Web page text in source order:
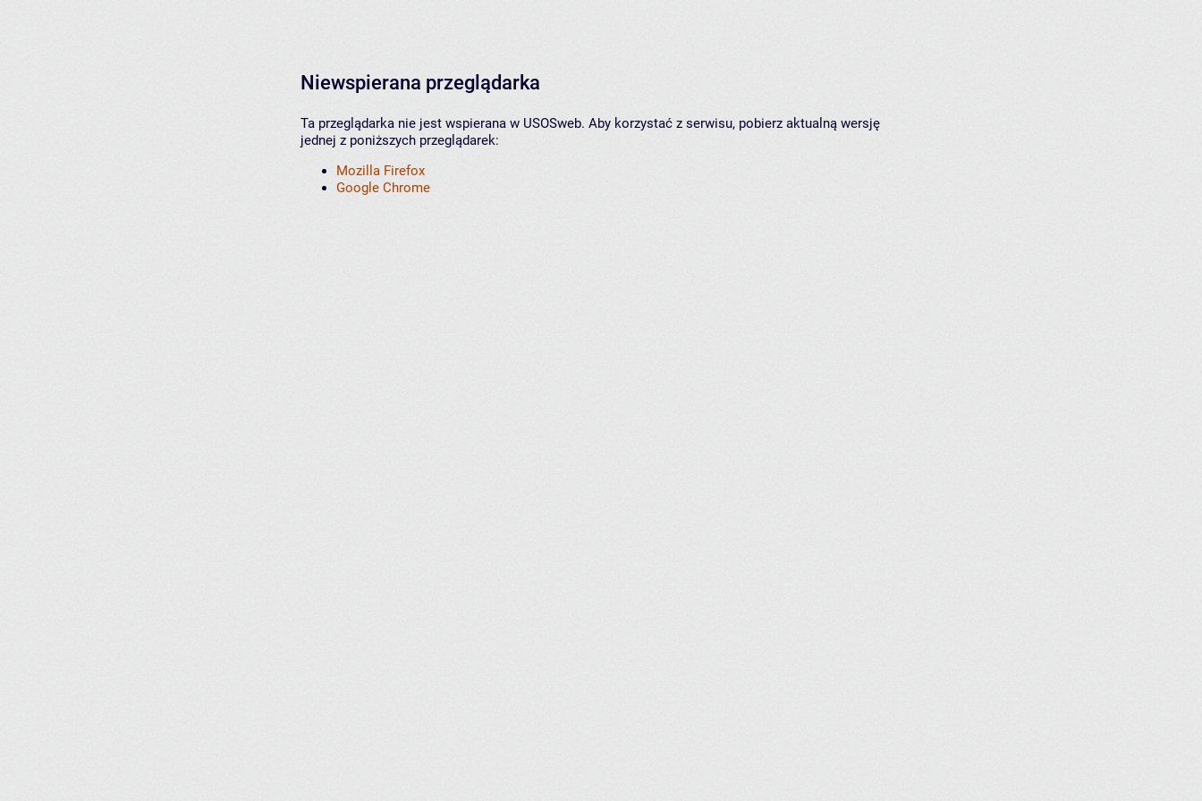
Niewspierana przeglądarka
Ta przeglądarka nie jest wspierana w USOSweb. Aby korzystać z serwisu, pobierz aktualną wersję
jednej z poniższych przeglądarek:
Mozilla Firefox
Google Chrome